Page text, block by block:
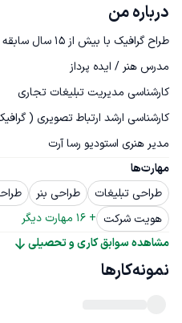
درباره من
مدیر هنری استودیو رسا آرت
مهارت‌ها
طراحی تبلیغات
طراحی بنر
هویت شرکت +
16 مهارت دیگر
مشاهده سوابق کاری و تحصیلی
نمونه‌کارها